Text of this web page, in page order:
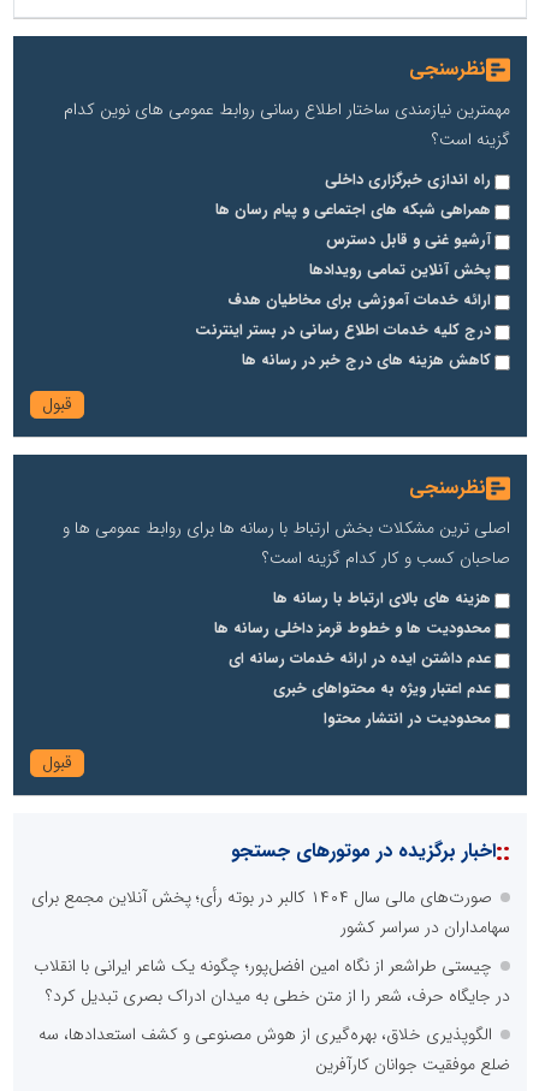
نظرسنجی
مهمترین نیازمندی ساختار اطلاع رسانی روابط عمومی های نوین کدام
گزینه است؟
راه اندازی خبرگزاری داخلی
همراهی شبکه های اجتماعی و پیام رسان ها
آرشیو غنی و قابل دسترس
پخش آنلاین تمامی رویدادها
ارائه خدمات آموزشی برای مخاطیان هدف
درج کلیه خدمات اطلاع رسانی در بستر اینترنت
کاهش هزینه های درج خبر در رسانه ها
نظرسنجی
اصلی ترین مشکلات بخش ارتباط با رسانه ها برای روابط عمومی ها و
صاحبان کسب و کار کدام گزینه است؟
هزینه های بالای ارتباط با رسانه ها
محدودیت ها و خطوط قرمز داخلی رسانه ها
عدم داشتن ایده در ارائه خدمات رسانه ای
عدم اعتبار ویژه به محتواهای خبری
محدودیت در انتشار محتوا
::اخبار برگزیده در موتورهای جستجو
صورت‌های مالی سال ۱۴۰۴ کالبر در بوته رأی؛ پخش آنلاین مجمع برای
سهامداران در سراسر کشور
چیستی طراشعر از نگاه امین افضل‌پور؛ چگونه یک شاعر ایرانی با انقلاب
در جایگاه حرف، شعر را از متن خطی به میدان ادراک بصری تبدیل کرد؟
الگوپذیری خلاق، بهره‌گیری از هوش مصنوعی و کشف استعدادها، سه
ضلع موفقیت جوانان کارآفرین